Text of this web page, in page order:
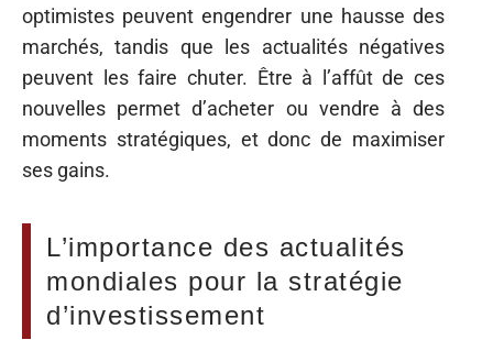
optimistes peuvent engendrer une hausse des
marchés, tandis que les actualités négatives
peuvent les faire chuter. Être à l’affût de ces
nouvelles permet d’acheter ou vendre à des
moments stratégiques, et donc de maximiser
ses gains.
L’importance des actualités
mondiales pour la stratégie
d’investissement